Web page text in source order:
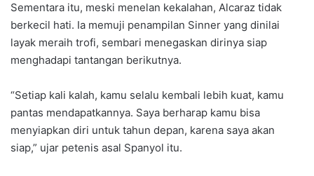
Sementara itu, meski menelan kekalahan, Alcaraz tidak
berkecil hati. Ia memuji penampilan Sinner yang dinilai
layak meraih trofi, sembari menegaskan dirinya siap
menghadapi tantangan berikutnya.
“Setiap kali kalah, kamu selalu kembali lebih kuat, kamu
pantas mendapatkannya. Saya berharap kamu bisa
menyiapkan diri untuk tahun depan, karena saya akan
siap,” ujar petenis asal Spanyol itu.